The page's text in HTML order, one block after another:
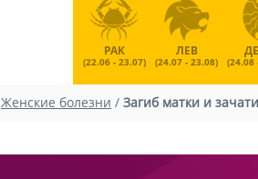
РАК
(22.06 - 23.07)
ЛЕВ
(24.07 - 23.08) (24.08
Женские болезни / Загиб матки и